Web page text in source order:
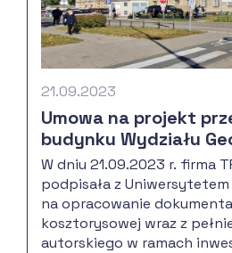
21.09.2023
Umowa na projekt
budynku Wydziału
Uniwersytetu
W dniu 21.09.2023 r. firma
podpisała z
na opracowanie
kosztorysowej wraz z
autorskiego w ramach